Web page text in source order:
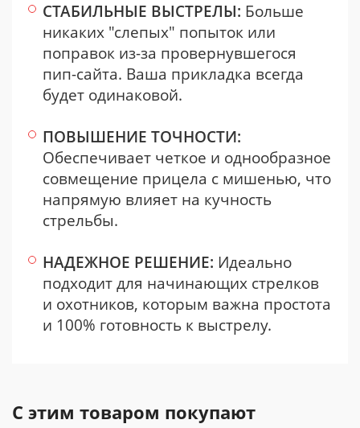
СТАБИЛЬНЫЕ ВЫСТРЕЛЫ: Больше
никаких "слепых" попыток или
поправок из-за провернувшегося
пип-сайта. Ваша прикладка всегда
будет одинаковой.
ПОВЫШЕНИЕ ТОЧНОСТИ:
Обеспечивает четкое и однообразное
совмещение прицела с мишенью, что
напрямую влияет на кучность
стрельбы.
НАДЕЖНОЕ РЕШЕНИЕ: Идеально
подходит для начинающих стрелков
и охотников, которым важна простота
и 100% готовность к выстрелу.
С этим товаром покупают